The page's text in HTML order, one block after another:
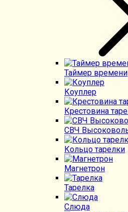
Таймер времени
Коуплер
Крестовина
СВЧ
Кольцо тарелки
Магнетрон
Тарелка
Слюда